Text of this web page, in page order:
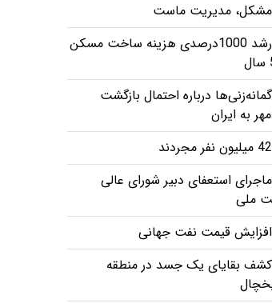
مشکل، مدیریت ماست
رشد 1000درصدی هزینه ساخت مسکن
گمانه‌زنی‌ها درباره احتمال بازگشت
به ایران
42 میلیون نفر مجردند
ماجرای استعفای دبیر شورای عالی
ملی
افزایش قیمت نفت جهانی
کشف بقایای یک جسد در منطقه